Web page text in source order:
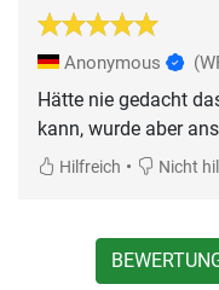
Anonymous
Hätte nie gedacht
kann, wurde aber
Hilfreich • Nicht